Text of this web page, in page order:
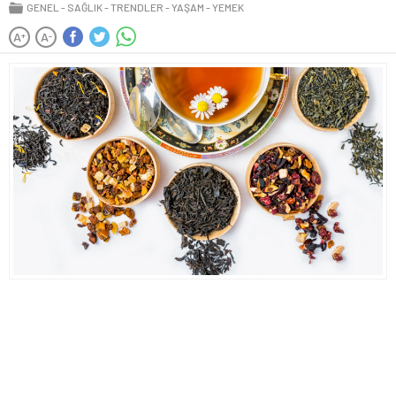
GENEL SAĞLIK TRENDLER YAŞAM YEMEK
A+ A-